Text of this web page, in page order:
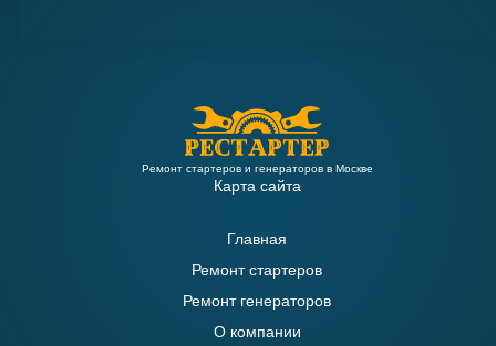
Ремонт стартеров и генераторов в Москве
Карта сайта
Главная
Ремонт стартеров
Ремонт генераторов
О компании